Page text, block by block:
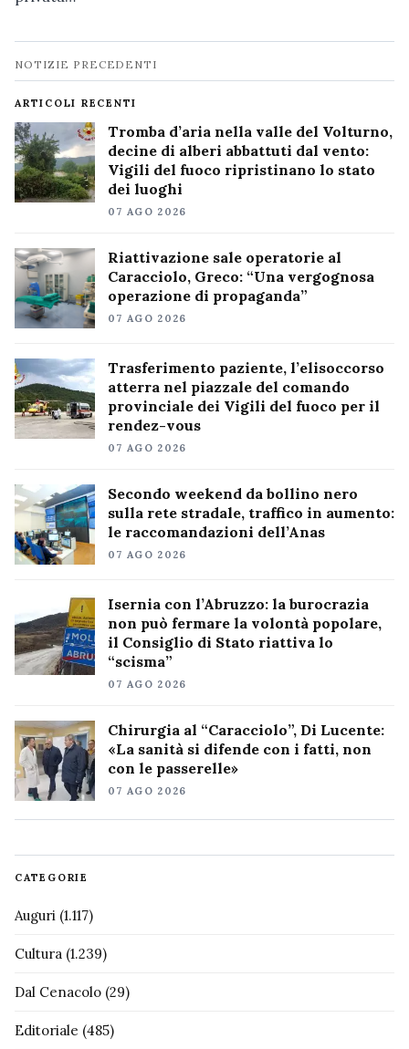
Navigazione
notizie
NOTIZIE PRECEDENTI
ARTICOLI RECENTI
Tromba d’aria nella valle del Volturno,
decine di alberi abbattuti dal vento:
Vigili del fuoco ripristinano lo stato
dei luoghi
07 AGO 2026
Riattivazione sale operatorie al
Caracciolo, Greco: “Una vergognosa
operazione di propaganda”
07 AGO 2026
Trasferimento paziente, l’elisoccorso
atterra nel piazzale del comando
provinciale dei Vigili del fuoco per il
rendez-vous
07 AGO 2026
Secondo weekend da bollino nero
sulla rete stradale, traffico in aumento:
le raccomandazioni dell’Anas
07 AGO 2026
Isernia con l’Abruzzo: la burocrazia
non può fermare la volontà popolare,
il Consiglio di Stato riattiva lo
“scisma”
07 AGO 2026
Chirurgia al “Caracciolo”, Di Lucente:
«La sanità si difende con i fatti, non
con le passerelle»
07 AGO 2026
CATEGORIE
Auguri (1.117)
Cultura (1.239)
Dal Cenacolo (29)
Editoriale (485)